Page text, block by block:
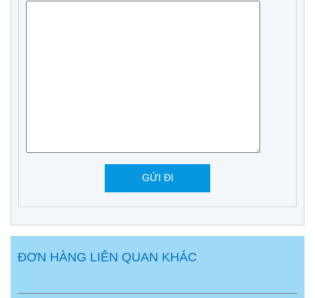
ĐƠN HÀNG LIÊN QUAN KHÁC